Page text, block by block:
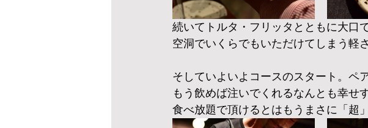
続いてトルタ・フリッタとともに大口
空洞でいくらでもいただけてしまう軽
そしていよいよコースのスタート。ペ
もう飲めば注いでくれるなんとも幸せ
食べ放題で頂けるとはもうまさに「超